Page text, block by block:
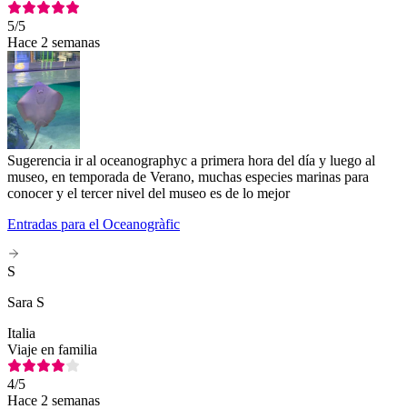
5/5
Hace 2 semanas
Sugerencia ir al oceanographyc a primera hora del día y luego al
museo, en temporada de Verano, muchas especies marinas para
conocer y el tercer nivel del museo es de lo mejor
Entradas para el Oceanogràfic
S
Sara S
Italia
Viaje en familia
4/5
Hace 2 semanas